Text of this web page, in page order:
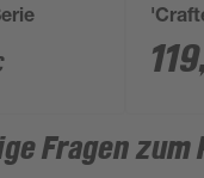
teilig
119
Fragen zum